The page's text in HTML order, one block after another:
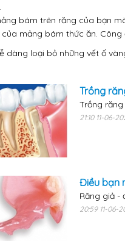
bám trên răng của bạn
mảng bám thức ăn. Công
dàng loại bỏ những vết ố
Trồng
Trồng
21:10 11-06-
Điều bạn
Răng giả -
20:59 11-06-